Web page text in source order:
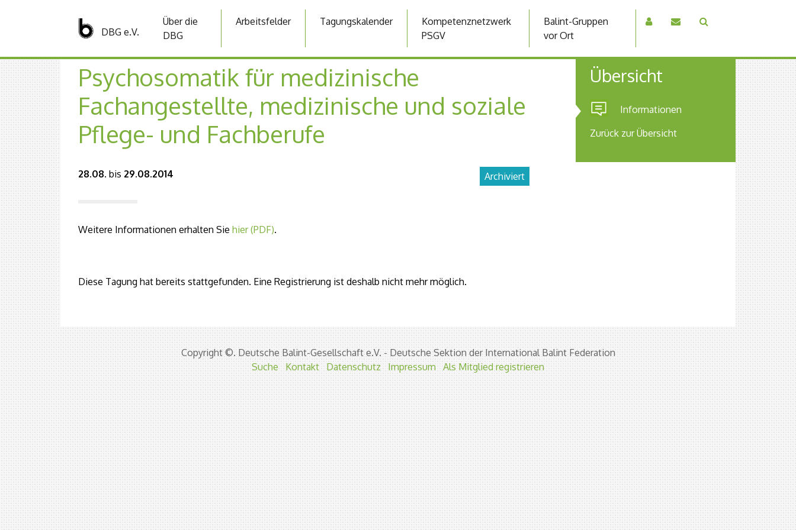
DBG e.V.
Über die
DBG
Arbeitsfelder Tagungskalender
Kompetenznetzwerk
PSGV
Balint-Gruppen
vor Ort
Übersicht
Informationen
Zurück zur Übersicht
Psychosomatik für medizinische
Fachangestellte, medizinische und soziale
Pflege- und Fachberufe
Archiviert
28.08. bis 29.08.2014
Weitere Informationen erhalten Sie hier (PDF).
Diese Tagung hat bereits stattgefunden. Eine Registrierung ist deshalb nicht mehr möglich.
Copyright ©. Deutsche Balint-Gesellschaft e.V. - Deutsche Sektion der International Balint Federation
Suche
Kontakt Datenschutz Impressum Als Mitglied registrieren